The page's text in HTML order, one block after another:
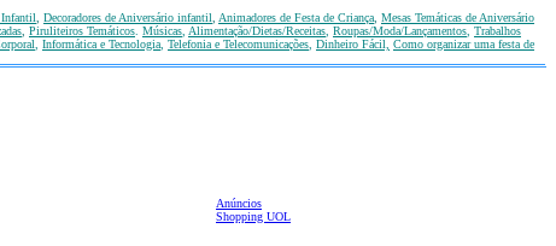
Infantil Decoradores de Aniversário infantil Animadores de Festa de Criança Mesas Temáticas de Aniversário
Piruliteiros Temáticos Músicas Alimentação/Dietas/Receitas Roupas/Moda/Lançamentos Trabalhos
Informática e Tecnologia Telefonia e Telecomunicações Dinheiro Fácil,
Como organizar uma festa de
Anúncios
Shopping UOL